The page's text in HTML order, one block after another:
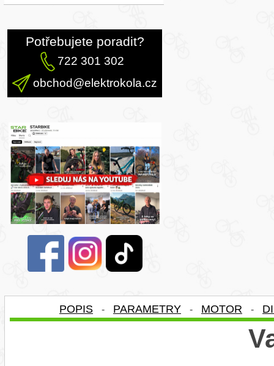
Potřebujete poradit?
722 301 302
obchod@elektrokola.cz
POPIS - PARAMETRY - MOTOR -